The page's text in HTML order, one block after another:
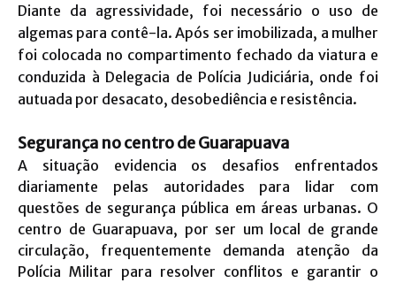
Diante da agressividade, foi necessário o uso de
algemas para contê-la. Após ser imobilizada, a mulher
foi colocada no compartimento fechado da viatura e
conduzida à Delegacia de Polícia Judiciária, onde foi
autuada por desacato, desobediência e resistência.
Segurança no centro de Guarapuava
A situação evidencia os desafios enfrentados
diariamente pelas autoridades para lidar com
questões de segurança pública em áreas urbanas. O
centro de Guarapuava, por ser um local de grande
circulação, frequentemente demanda atenção da
Polícia Militar para resolver conflitos e garantir o